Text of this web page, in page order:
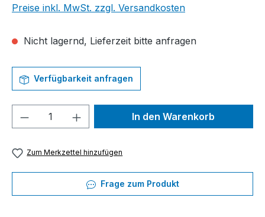
Preise inkl. MwSt. zzgl. Versandkosten
Nicht lagernd, Lieferzeit bitte anfragen
Verfügbarkeit anfragen
Produkt Anzahl: Gib denIn den Warenkorb
Zum Merkzettel hinzufügen
Frage zum Produkt